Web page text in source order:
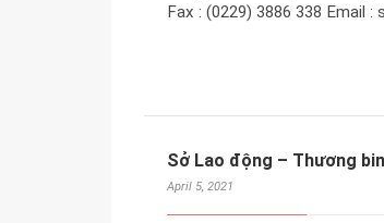
Fax : (0229) 3886 338 Email :
Sở Lao động – Thương
April 5, 2021